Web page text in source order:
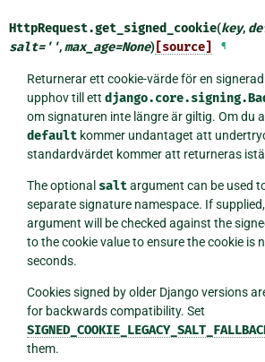
HttpRequest.get_signed_cookie(key,
salt='',max_age=None) [source] ¶
Returnerar ett cookie-värde för en
upphov till ett
om signaturen inte längre är giltig. Om du
defaultkommer undantaget att
standardvärdet kommer att returneras
The optional saltargument can be used
separate signature namespace. If
argument will be checked against the
to the cookie value to ensure the cookie is
seconds.
Cookies signed by older Django versions
for backwards compatibility. Set
them.